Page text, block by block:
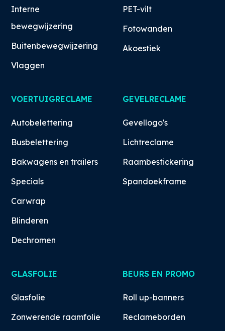
Interne
bewegwijzering
Buitenbewegwijzering
Vlaggen
PET-vilt
Fotowanden
Akoestiek
VOERTUIGRECLAME
Autobelettering
Busbelettering
Bakwagens en trailers
Specials
Carwrap
Blinderen
Dechromen
GEVELRECLAME
Gevellogo's
Lichtreclame
Raambestickering
Spandoekframe
GLASFOLIE
Glasfolie
Zonwerende raamfolie
BEURS EN PROMO
Roll up-banners
Reclameborden